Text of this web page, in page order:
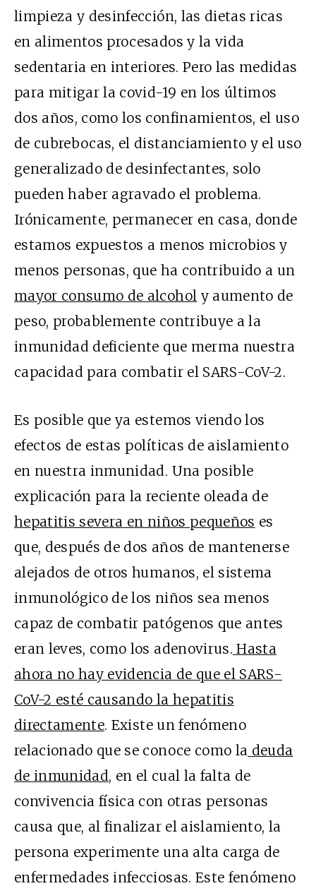
limpieza y desinfección, las dietas ricas
en alimentos procesados ​​y la vida
sedentaria en interiores. Pero las medidas
para mitigar la covid-19 en los últimos
dos años, como los confinamientos, el uso
de cubrebocas, el distanciamiento y el uso
generalizado de desinfectantes, solo
pueden haber agravado el problema.
Irónicamente, permanecer en casa, donde
estamos expuestos a menos microbios y
menos personas, que ha contribuido a un
mayor consumo de alcohol y aumento de
peso, probablemente contribuye a la
inmunidad deficiente que merma nuestra
capacidad para combatir el SARS-CoV-2.
Es posible que ya estemos viendo los
efectos de estas políticas de aislamiento
en nuestra inmunidad. Una posible
explicación para la reciente oleada de
hepatitis severa en niños pequeños es
que, después de dos años de mantenerse
alejados de otros humanos, el sistema
inmunológico de los niños sea menos
capaz de combatir patógenos que antes
eran leves, como los adenovirus. Hasta
ahora no hay evidencia de que el SARS-
CoV-2 esté causando la hepatitis
directamente. Existe un fenómeno
relacionado que se conoce como la deuda
de inmunidad, en el cual la falta de
convivencia física con otras personas
causa que, al finalizar el aislamiento, la
persona experimente una alta carga de
enfermedades infecciosas. Este fenómeno